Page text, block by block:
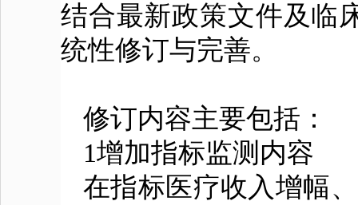
结合最新政策文件及临
统性修订与完善。
修订内容主要包括：
1增加指标监测内容
在指标医疗收入增幅